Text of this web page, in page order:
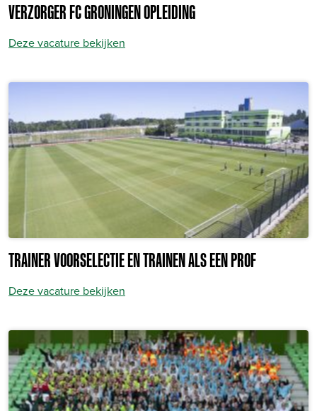
VERZORGER FC GRONINGEN OPLEIDING
Deze vacature bekijken
TRAINER VOORSELECTIE EN TRAINEN ALS EEN PROF
Deze vacature bekijken